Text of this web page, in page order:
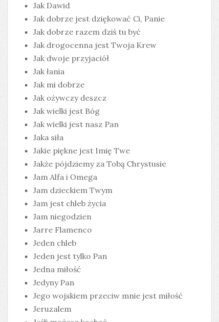
Jak Dawid
Jak dobrze jest dziękować Ci, Panie
Jak dobrze razem dziś tu być
Jak drogocenna jest Twoja Krew
Jak dwoje przyjaciół
Jak łania
Jak mi dobrze
Jak ożywczy deszcz
Jak wielki jest Bóg
Jak wielki jest nasz Pan
Jaka siła
Jakie piękne jest Imię Twe
Jakże pójdziemy za Tobą Chrystusie
Jam Alfa i Omega
Jam dzieckiem Twym
Jam jest chleb życia
Jam niegodzien
Jarre Flamenco
Jeden chleb
Jeden jest tylko Pan
Jedna miłość
Jedyny Pan
Jego wojskiem przeciw mnie jest miłość
Jeruzalem